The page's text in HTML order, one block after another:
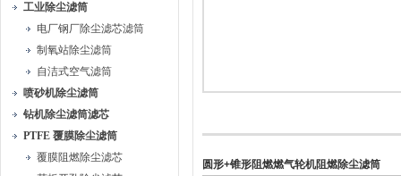
工业除尘滤筒
电厂钢厂除尘滤芯滤筒
制氧站除尘滤筒
自洁式空气滤筒
喷砂机除尘滤筒
钻机除尘滤筒滤芯
PTFE 覆膜除尘滤筒
覆膜阻燃除尘滤芯
圆形+锥形阻燃燃气轮机阻燃除尘滤筒